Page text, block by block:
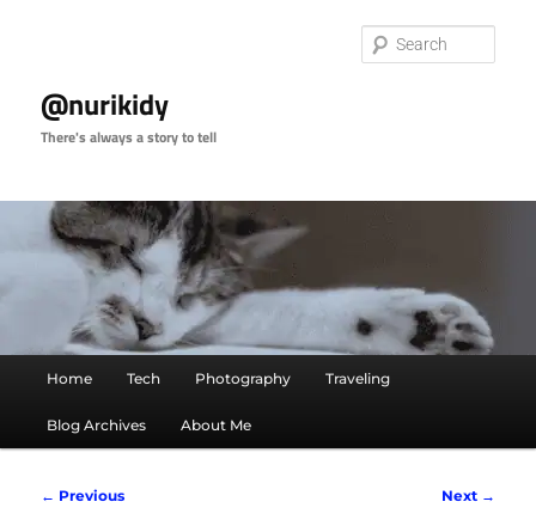
@nurikidy
There's always a story to tell
Home Tech Photography Traveling
Blog Archives About Me
Post
← Previous Next →